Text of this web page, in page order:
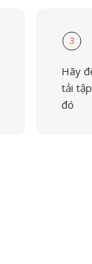
3
Hãy
tải
đó